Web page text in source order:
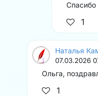
1
Наталья
07.03.2026
Ольга,
1